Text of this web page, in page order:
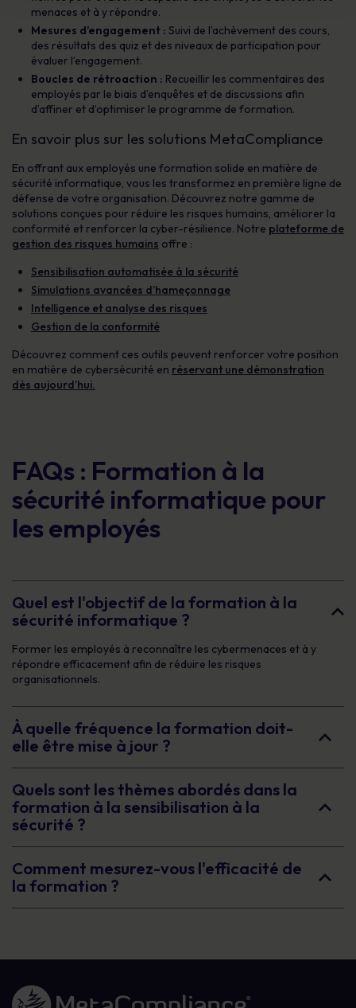
menaces et à y répondre.
Mesures d’engagement : Suivi de l’achèvement des cours,
des résultats des quiz et des niveaux de participation pour
évaluer l’engagement.
Boucles de rétroaction : Recueillir les commentaires des
employés par le biais d’enquêtes et de discussions afin
d’affiner et d’optimiser le programme de formation.
En savoir plus sur les solutions MetaCompliance
En offrant aux employés une formation solide en matière de
sécurité informatique, vous les transformez en première ligne de
défense de votre organisation. Découvrez notre gamme de
solutions conçues pour réduire les risques humains, améliorer la
conformité et renforcer la cyber-résilience. Notre plateforme de
gestion des risques humains offre :
Sensibilisation automatisée à la sécurité
Simulations avancées d’hameçonnage
Intelligence et analyse des risques
Gestion de la conformité
Découvrez comment ces outils peuvent renforcer votre position
en matière de cybersécurité en réservant une démonstration
dès aujourd’hui.
FAQs : Formation à la
sécurité informatique pour
les employés
Quel est l'objectif de la formation à la
sécurité informatique ?
Former les employés à reconnaître les cybermenaces et à y
répondre efficacement afin de réduire les risques
organisationnels.
À quelle fréquence la formation doit-
elle être mise à jour ?
Quels sont les thèmes abordés dans la
formation à la sensibilisation à la
sécurité ?
Comment mesurez-vous l'efficacité de
la formation ?
Lien vers la page d'accueil